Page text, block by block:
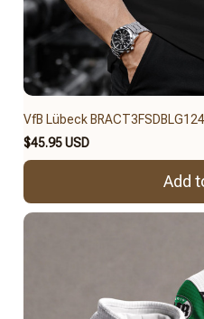
VfB Lübeck
$45.95 USD
Add